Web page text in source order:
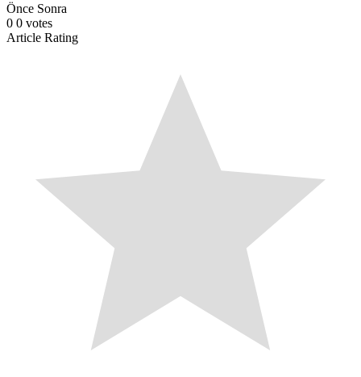
Önce Sonra
0 0 votes
Article Rating